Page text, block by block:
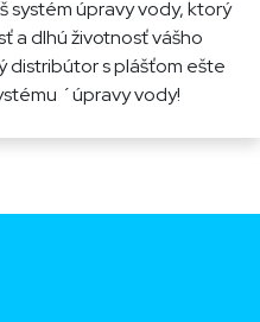
systém úpravy vody, ktorý
a dlhú životnosť vášho
distribútor s plášťom ešte
´úpravy vody!